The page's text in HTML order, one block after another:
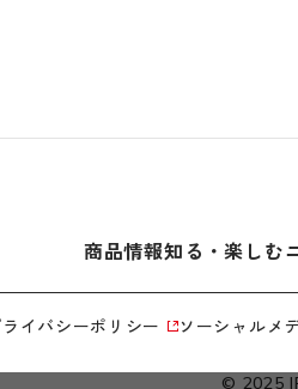
商品情報知る・楽しむ
イバシーポリシー ソーシャルメ
© 2025